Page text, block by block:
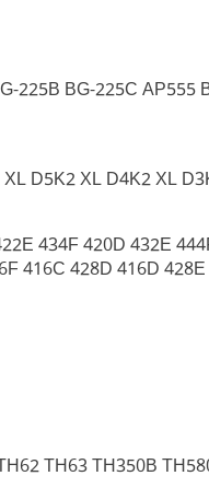
225B BG-225C AP555
D5K2 XL D4K2 XL
434F 420D 432E
416C 428D 416D
TH63 TH350B